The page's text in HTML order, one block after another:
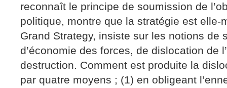
reconnaît le principe de soumission de
politique, montre que la stratégie est elle-
Grand Strategy, insiste sur les notions de
d’économie des forces, de dislocation de
destruction. Comment est produite la
par quatre moyens ; (1) en obligeant